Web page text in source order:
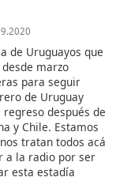
de Uruguayos que
marzo
para seguir
de Uruguay
después de
y Chile. Estamos
tratan todos acá
a la radio por ser
esta estadía